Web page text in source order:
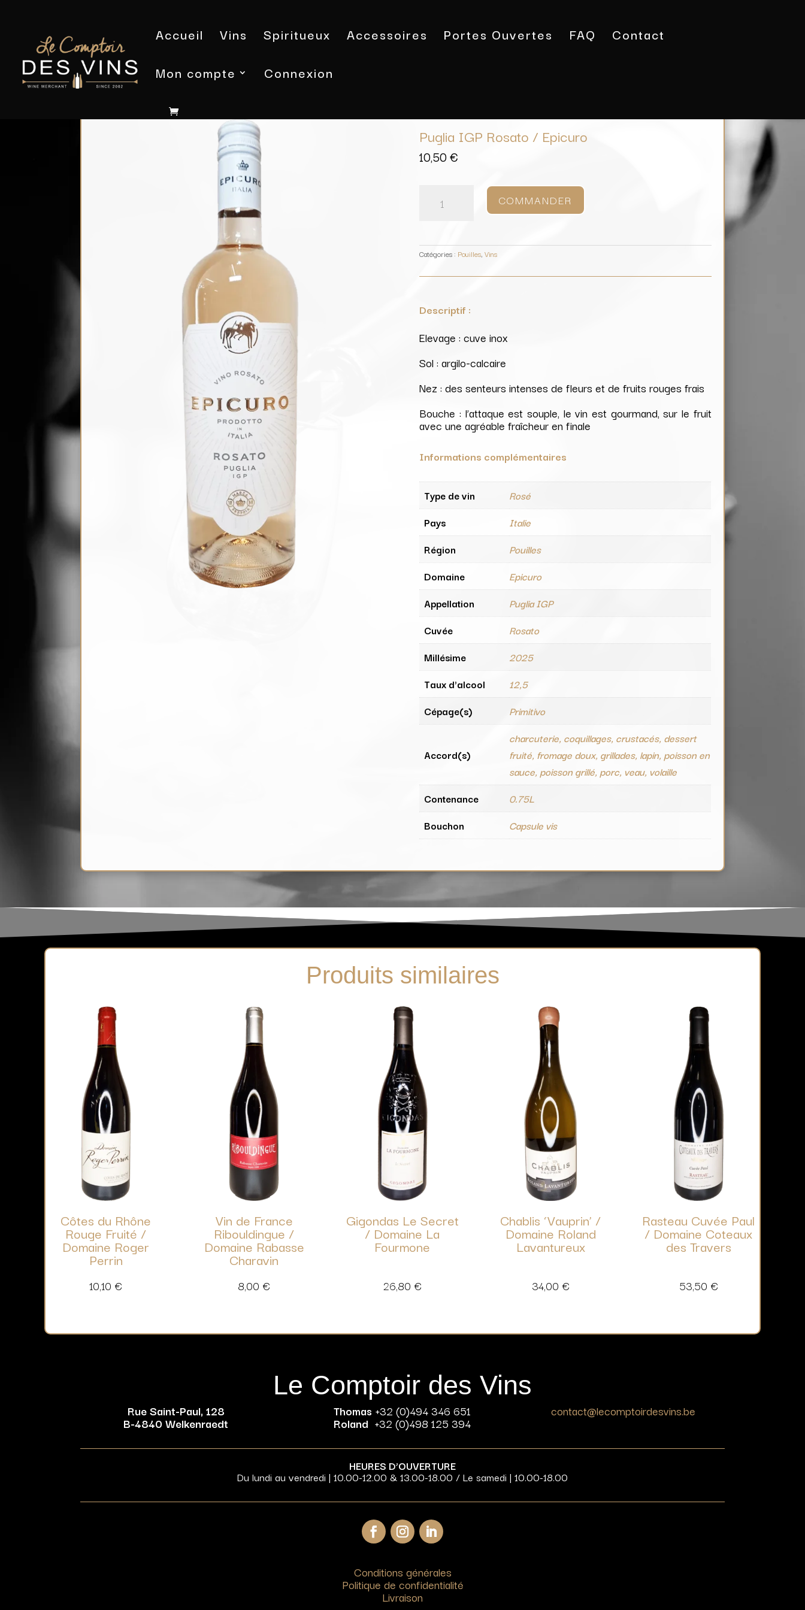
Accueil Vins Spiritueux Accessoires Portes Ouvertes FAQ
Contact
Mon compte
Connexion
Puglia IGP Rosato / Epicuro
10,50€
Puglia
Epicuro
COMMANDER
Catégories : Pouilles,Vins
Descriptif :
Elevage : cuve inox
Sol : argilo-calcaire
Nez : des senteurs intenses de fleurs et de fruits rouges frais
Bouche : l’attaque est souple, le vin est gourmand, sur le fruit
avec une agréable fraîcheur en finale
Informations complémentaires
Type de vin
Rosé
Pays
Italie
Région
Pouilles
Domaine
Epicuro
Appellation
Puglia IGP
Cuvée
Rosato
Millésime
2025
Taux d'alcool
12,5
Cépage(s)
Primitivo
Accord(s)
charcuterie, coquillages, crustacés, dessert
fruité, fromage doux, grillades, lapin, poisson en
sauce, poisson grillé, porc, veau, volaille
Contenance
0.75L
Bouchon
Capsule vis
Produits similaires
Côtes du Rhône
Rouge Fruité /
Domaine Roger
Perrin
10,10 €
Vin de France
Ribouldingue /
Domaine Rabasse
Charavin
8,00 €
Gigondas Le Secret
/ Domaine La
Fourmone
26,80 €
Chablis ‘Vauprin’ /
Domaine Roland
Lavantureux
34,00 €
Rasteau Cuvée Paul
/ Domaine Coteaux
des Travers
53,50 €
Le Comptoir des Vins
Rue Saint-Paul, 128
B-4840 Welkenraedt
Thomas +32 (0)494 346 651
Roland +32 (0)498 125 394
contact@lecomptoirdesvins.be
HEURES D’OUVERTURE
Du lundi au vendredi | 10.00-12.00 & 13.00-18.00 / Le samedi | 10.00-18.00
Conditions générales
Politique de confidentialité
Livraison